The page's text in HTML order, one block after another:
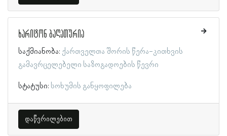
ხარიტონ ბაღათურია
საქმიანობა: ქართველთა შორის წერა-კითხვის
გამავრცელებელი საზოგადოების წევრი
სტატუსი: სოხუმის განყოფილება
დაწვრილებით